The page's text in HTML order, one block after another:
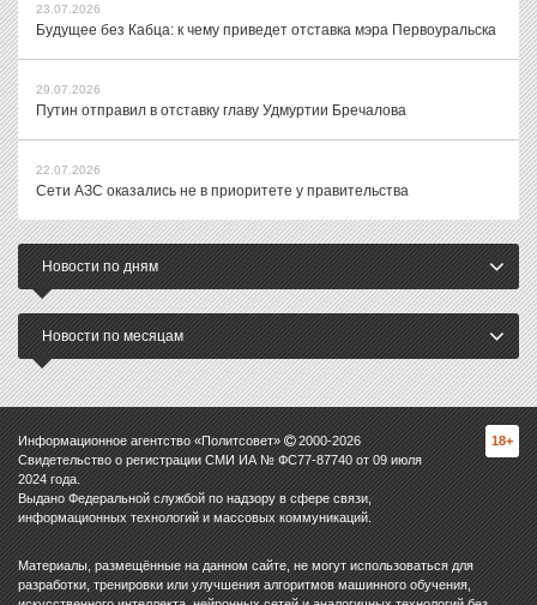
23.07.2026
Будущее без Кабца: к чему приведет отставка мэра Первоуральска
29.07.2026
Путин отправил в отставку главу Удмуртии Бречалова
22.07.2026
Сети АЗС оказались не в приоритете у правительства
Новости по дням
Новости по месяцам
Информационное агентство «Политсовет» 2000-2026
Свидетельство о регистрации СМИ ИА № ФС77-87740 от 09 июля
2024 года.
Выдано Федеральной службой по надзору в сфере связи,
информационных технологий и массовых коммуникаций.
18+
Материалы, размещённые на данном сайте, не могут использоваться для
разработки, тренировки или улучшения алгоритмов машинного обучения,